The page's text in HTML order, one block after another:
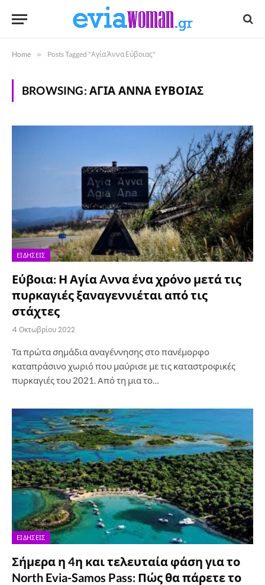
Home » Posts Tagged "Αγία Άννα Εύβοιας"
BROWSING: ΑΓΊΑ ΆΝΝΑ ΕΎΒΟΙΑΣ
ΕΙΔΉΣΕΙΣ
Εύβοια: Η Αγία Aννα ένα χρόνο μετά τις
πυρκαγιές ξαναγεννιέται από τις
στάχτες
4 Οκτωβρίου 2022
Τα πρώτα σημάδια αναγέννησης στο πανέμορφο
καταπράσινο χωριό που μαύρισε με τις καταστροφικές
πυρκαγιές του 2021. Από τη μια το…
ΕΙΔΉΣΕΙΣ
Σήμερα η 4η και τελευταία φάση για το
North Evia-Samos Pass: Πώς θα πάρετε το